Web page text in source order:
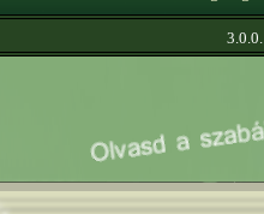
3.0.0.